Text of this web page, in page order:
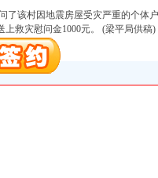
该村因地震房屋受灾严重的个体
救灾慰问金1000元。 (梁平局供稿)